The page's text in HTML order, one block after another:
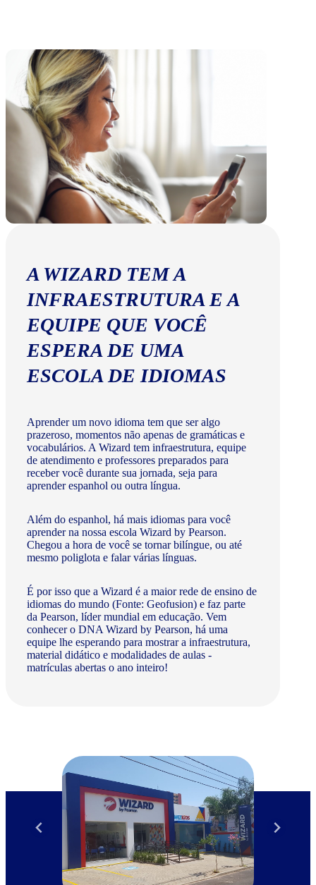
A WIZARD TEM A
INFRAESTRUTURA E A
EQUIPE QUE VOCÊ
ESPERA DE UMA
ESCOLA DE IDIOMAS
Aprender um novo idioma tem que ser algo
prazeroso, momentos não apenas de gramáticas e
vocabulários. A Wizard tem infraestrutura, equipe
de atendimento e professores preparados para
receber você durante sua jornada, seja para
aprender espanhol ou outra língua.
Além do espanhol, há mais idiomas para você
aprender na nossa escola Wizard by Pearson.
Chegou a hora de você se tornar bilíngue, ou até
mesmo poliglota e falar várias línguas.
É por isso que a Wizard é a maior rede de ensino de
idiomas do mundo (Fonte: Geofusion) e faz parte
da Pearson, líder mundial em educação. Vem
conhecer o DNA Wizard by Pearson, há uma
equipe lhe esperando para mostrar a infraestrutura,
material didático e modalidades de aulas -
matrículas abertas o ano inteiro!